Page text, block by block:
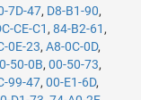
7D-47, D8-B1-90,
CE-C1 , 84-B2-61 ,
0E-23, A8-0C-0D,
50-0B, 00-50-73,
99-47, 00-E1-6D,